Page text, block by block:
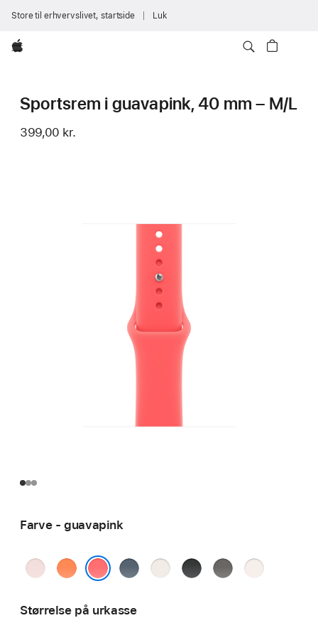
Store til erhvervslivet, startside Luk
Apple
Sportsrem i guavapink, 40 mm – M/L
399,00 kr.
Farve - guavapink
sart
klementin stålblåstjerneskær
sort granitgråsart
Størrelse på urkasse